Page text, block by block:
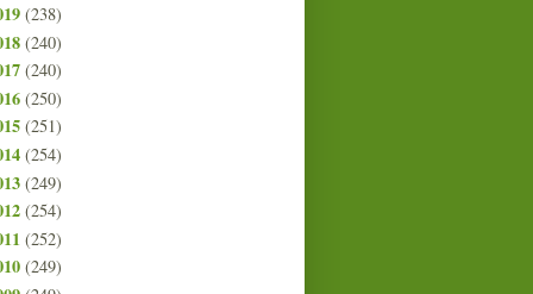
(238)
(240)
(240)
(250)
(251)
(254)
(249)
(254)
(252)
(249)